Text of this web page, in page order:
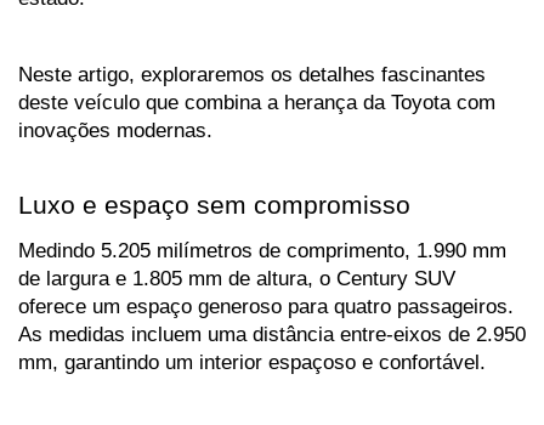
Neste artigo, exploraremos os detalhes fascinantes
deste veículo que combina a herança da Toyota com
inovações modernas.
Luxo e espaço sem compromisso
Medindo 5.205 milímetros de comprimento, 1.990 mm
de largura e 1.805 mm de altura, o Century SUV
oferece um espaço generoso para quatro passageiros.
As medidas incluem uma distância entre-eixos de 2.950
mm, garantindo um interior espaçoso e confortável.